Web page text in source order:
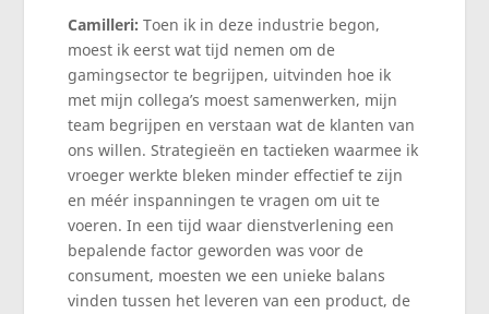
Camilleri:Toen ik in deze industrie begon,
moest ik eerst wat tijd nemen om de
gamingsector te begrijpen, uitvinden hoe ik
met mijn collega’s moest samenwerken, mijn
team begrijpen en verstaan wat de klanten van
ons willen. Strategieën en tactieken waarmee ik
vroeger werkte bleken minder effectief te zijn
en méér inspanningen te vragen om uit te
voeren. In een tijd waar dienstverlening een
bepalende factor geworden was voor de
consument, moesten we een unieke balans
vinden tussen het leveren van een product, de